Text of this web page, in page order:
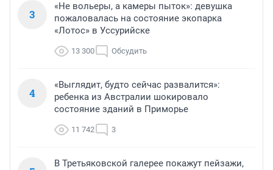
3
«Не вольеры, а камеры пыток»: девушка
пожаловалась на состояние экопарка
«Лотос» в Уссурийске
13 300 Обсудить
4
«Выглядит, будто сейчас развалится»:
ребенка из Австралии шокировало
состояние зданий в Приморье
11 742 3
В Третьяковской галерее покажут пейзажи,